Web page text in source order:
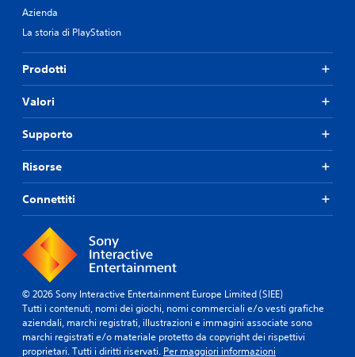
Azienda
La storia di PlayStation
Prodotti
Valori
Supporto
Risorse
Connettiti
© 2026 Sony Interactive Entertainment Europe Limited (SIEE)
Tutti i contenuti, nomi dei giochi, nomi commerciali e/o vesti grafiche
aziendali, marchi registrati, illustrazioni e immagini associate sono
marchi registrati e/o materiale protetto da copyright dei rispettivi
proprietari. Tutti i diritti riservati. Per maggiori informazioni